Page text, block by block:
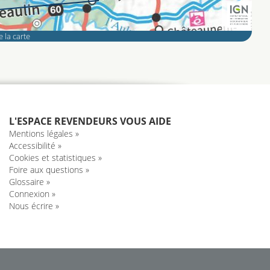
la carte
L'ESPACE REVENDEURS VOUS AIDE
Mentions légales »
Accessibilité »
Cookies et statistiques »
Foire aux questions »
Glossaire »
Connexion »
Nous écrire »